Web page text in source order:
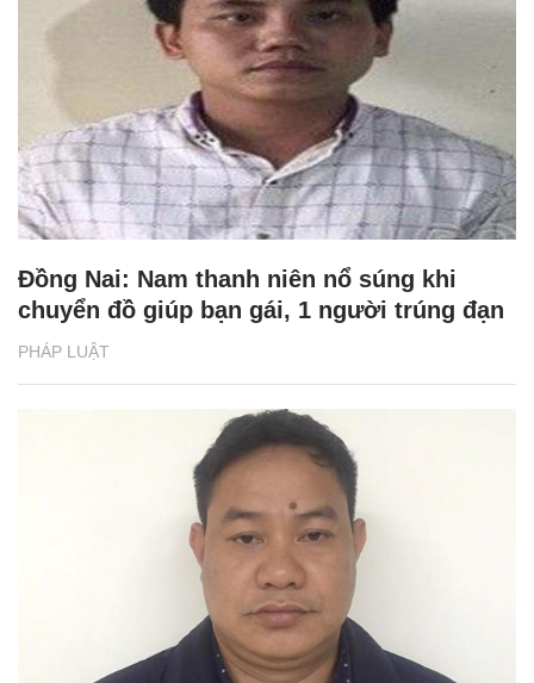
PHÁP LUẬT
Đồng Nai: Nam thanh niên nổ súng khi
chuyển đồ giúp bạn gái, 1 người trúng đạn